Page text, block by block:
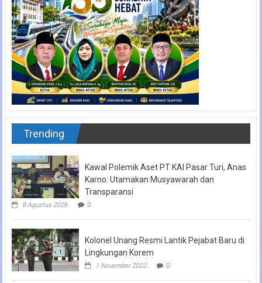
Trending
Kawal Polemik Aset PT KAI Pasar Turi, Anas
Karno: Utamakan Musyawarah dan
Transparansi
8 Agustus 2026 0
Kolonel Unang Resmi Lantik Pejabat Baru di
Lingkungan Korem
1 November 2022 0